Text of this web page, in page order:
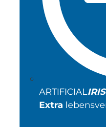
ARTIFICIALIRIS
Extra